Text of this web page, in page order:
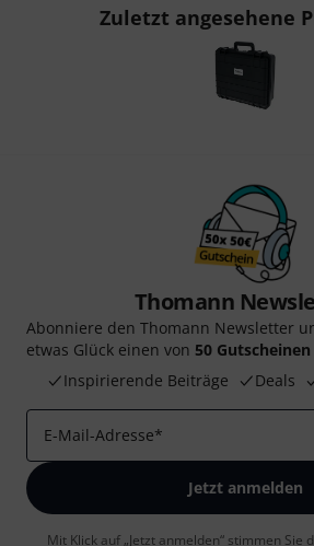
Zuletzt angesehene
Thomann
Abonniere den Thomann Newsletter
etwas Glück einen von 50 Gutscheinen
Inspirierende Beiträge
Deals
E-Mail-Adresse*
Jetzt anmelden
Mit Klick auf „Jetzt anmelden“ stimmen Sie